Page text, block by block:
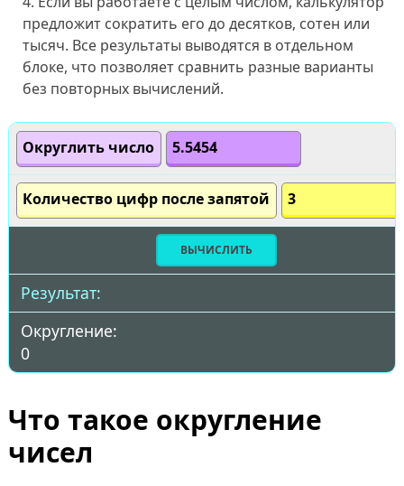
предложит сократить его до десятков, сотен или
тысяч. Все результаты выводятся в отдельном
блоке, что позволяет сравнить разные варианты
без повторных вычислений.
Округлить число
Количество цифр после запятой
Результат:
Округление:
0
Что такое округление
чисел